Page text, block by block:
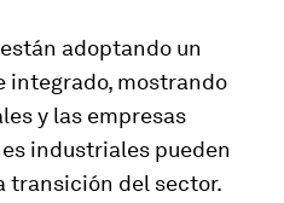
adoptando un
integrado, mostrando
y las empresas
industriales pueden
transición del sector.